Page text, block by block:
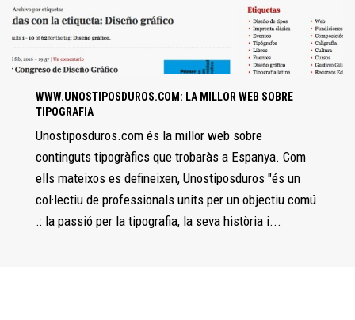
WWW.UNOSTIPOSDUROS.COM: LA MILLOR WEB SOBRE
TIPOGRAFIA
Unostiposduros.com és la millor web sobre
continguts tipogràfics que trobaràs a Espanya. Com
ells mateixos es defineixen, Unostiposduros "és un
col·lectiu de professionals units per un objectiu comú
.: la passió per la tipografia, la seva història i...